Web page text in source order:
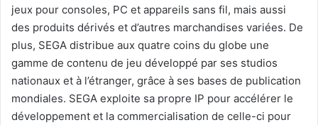
jeux pour consoles, PC et appareils sans fil, mais aussi
des produits dérivés et d’autres marchandises variées. De
plus, SEGA distribue aux quatre coins du globe une
gamme de contenu de jeu développé par ses studios
nationaux et à l’étranger, grâce à ses bases de publication
mondiales. SEGA exploite sa propre IP pour accélérer le
développement et la commercialisation de celle-ci pour